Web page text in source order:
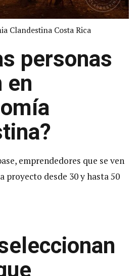
Clandestina Costa Rica
personas
en
?
emprendedores que se ven
proyecto desde 30 y hasta 50